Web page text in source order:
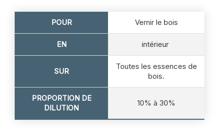
POUR Vernir le bois
EN intérieur
SUR
Toutes les essences de
bois.
PROPORTION DE
DILUTION
10% à 30%